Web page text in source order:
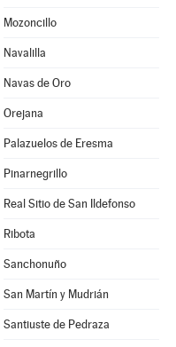
Mozoncillo
Navalilla
Navas de Oro
Orejana
Palazuelos de Eresma
Pinarnegrillo
Real Sitio de San Ildefonso
Ribota
Sanchonuño
San Martín y Mudrián
Santiuste de Pedraza